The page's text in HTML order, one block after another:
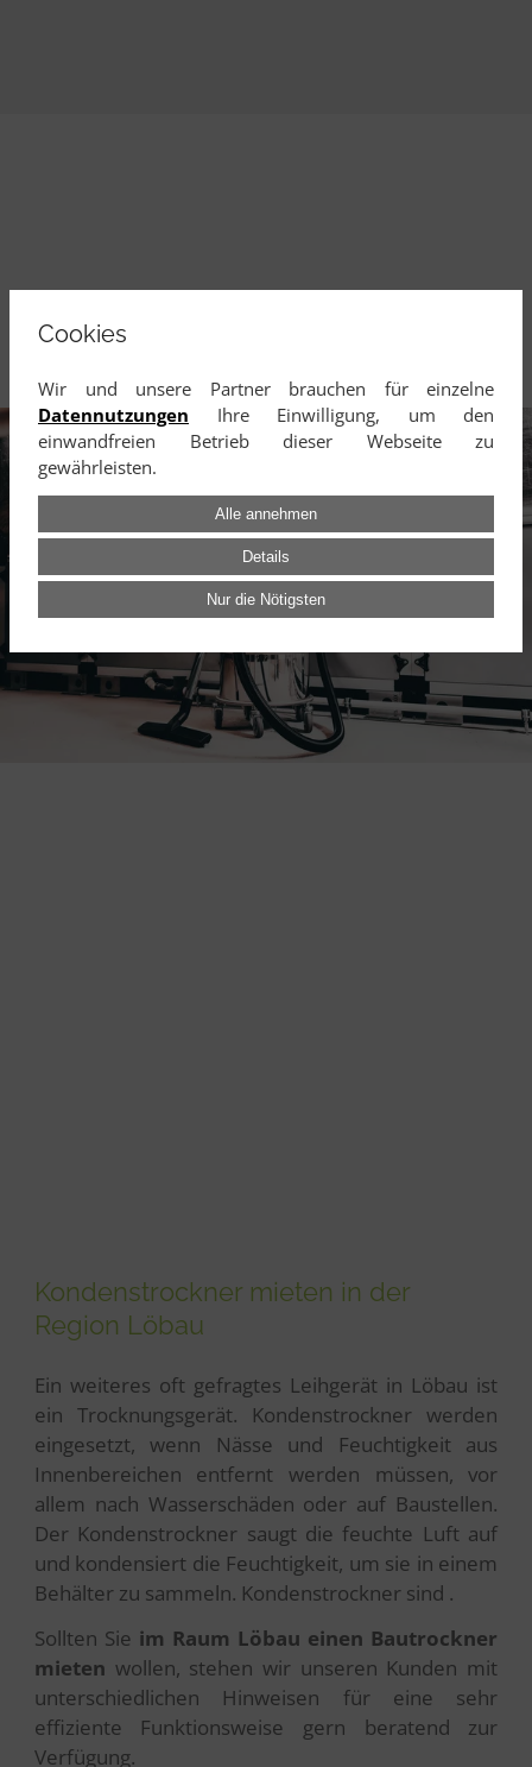
Kondenstrockner mieten in der
Region Löbau
Ein weiteres oft gefragtes Leihgerät in Löbau ist
ein Trocknungsgerät. Kondenstrockner werden
eingesetzt, wenn Nässe und Feuchtigkeit aus
Innenbereichen entfernt werden müssen, vor
allem nach Wasserschäden oder auf Baustellen.
Der Kondenstrockner saugt die feuchte Luft auf
und kondensiert die Feuchtigkeit, um sie in einem
Behälter zu sammeln. Kondenstrockner sind .
Sollten Sie im Raum Löbau einen Bautrockner
mieten wollen, stehen wir unseren Kunden mit
unterschiedlichen Hinweisen für eine sehr
effiziente Funktionsweise gern beratend zur
Verfügung.
Cookies
Wir und unsere Partner brauchen für einzelne
Datennutzungen Ihre Einwilligung, um den
einwandfreien Betrieb dieser Webseite zu
gewährleisten.
Alle annehmen
Details
Nur die Nötigsten